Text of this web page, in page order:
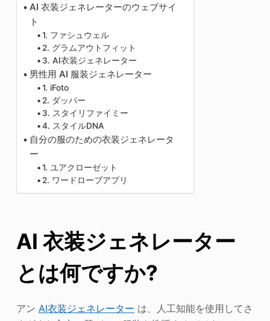
AI 衣装ジェネレーターのウェブサイ
ト
1. ファシュウェル
2. グラムアウトフィット
3. AI衣装ジェネレーター
男性用 AI 服装ジェネレーター
1. iFoto
2. ダッパー
3. スタイリファイミー
4. スタイルDNA
自分の服のための衣装ジェネレータ
ー
1. ユアクローゼット
2. ワードローブアプリ
AI 衣装ジェネレーター
とは何ですか?
アン AI衣装ジェネレーター は、人工知能を使用してさ